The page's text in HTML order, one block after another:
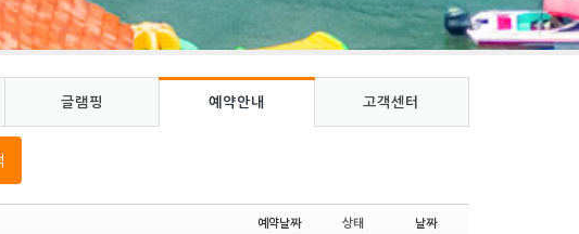
글램핑 예약안내 고객센터
예약날짜 상태 날짜